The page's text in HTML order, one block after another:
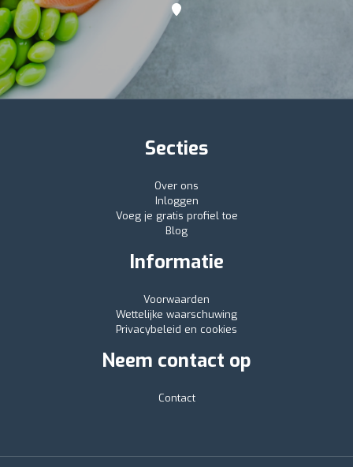
Secties
Over ons
Inloggen
Voeg je gratis profiel toe
Blog
Informatie
Voorwaarden
Wettelijke waarschuwing
Privacybeleid en cookies
Neem contact op
Contact